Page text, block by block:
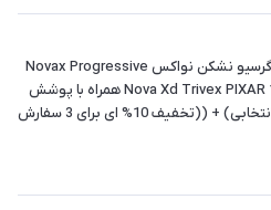
عدسی پروگرسیو نشکن نواکس Novax Progressive
Nova Xd Trivex PIXAR 1.53 Clear همراه با پوشش
بلوکنترل (انتخابی) + ((تخفیف 10% ای برای 3 سفارش